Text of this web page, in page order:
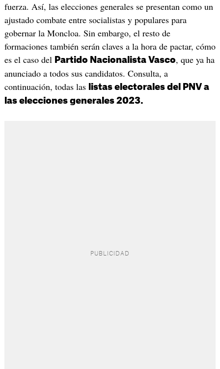
fuerza. Así, las elecciones generales se presentan como un
ajustado combate entre socialistas y populares para
gobernar la Moncloa. Sin embargo, el resto de
formaciones también serán claves a la hora de pactar, cómo
es el caso del Partido Nacionalista Vasco, que ya ha
anunciado a todos sus candidatos. Consulta, a
continuación, todas las
listas electorales del PNV a
las elecciones generales 2023.